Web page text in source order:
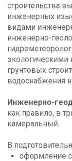
строительства
инженерных
видами
инженерно-
экологическими
грунтовых
водоснабжения
Инженерно-
как правило, в
камеральный.
В
оформление